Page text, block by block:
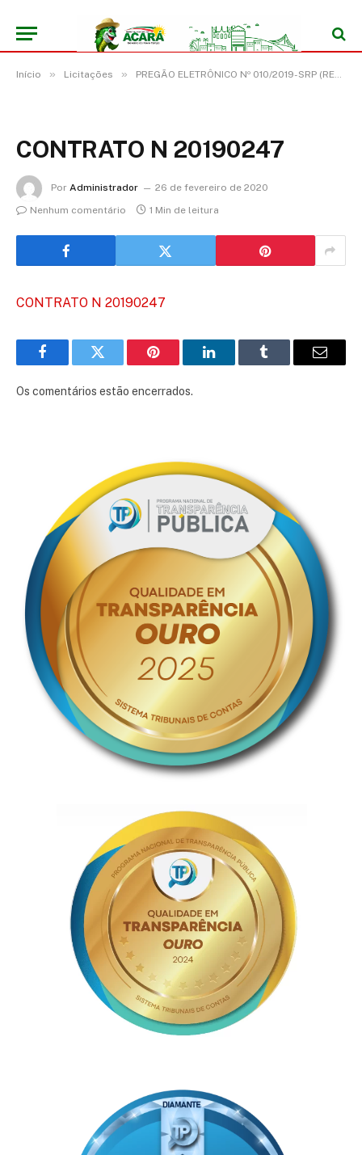
Início » Licitações » PREGÃO ELETRÔNICO Nº 010/2019-SRP (REGISTRO DE PREÇO PARA EVENTUAL CONTRATAÇÃO DE EMPRESA ESPECIALIZADA EM MANUTENÇÃO PREVENTIVA E CORRETIVA DE EQUIPAMENTOS ODONTOLÓGICOS)
CONTRATO N 20190247
Por Administrador
26 de fevereiro de 2020
Nenhum comentário
1 Min de leitura
CONTRATO N 20190247
FacebookTwitter Pinterest LinkedInTumblr
E-
Os comentários estão encerrados.